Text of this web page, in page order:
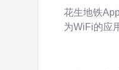
花生地铁
为WiFi的应